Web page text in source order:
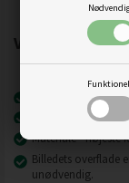
Vigtigste
Nyeste
Billeder på lærred
Materiale - højeste
Billedets overflade
unødvendig.